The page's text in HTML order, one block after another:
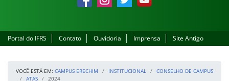
Portal do IFRS Contato Ouvidoria Imprensa Site Antigo
VOCÊ ESTÁ EM: CAMPUS ERECHIM INSTITUCIONAL
CONSELHO DE CAMPUS
ATAS
2024